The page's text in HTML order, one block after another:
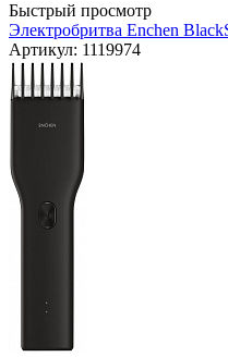
Быстрый просмотр
Электробритва Enchen
Артикул: 1119974